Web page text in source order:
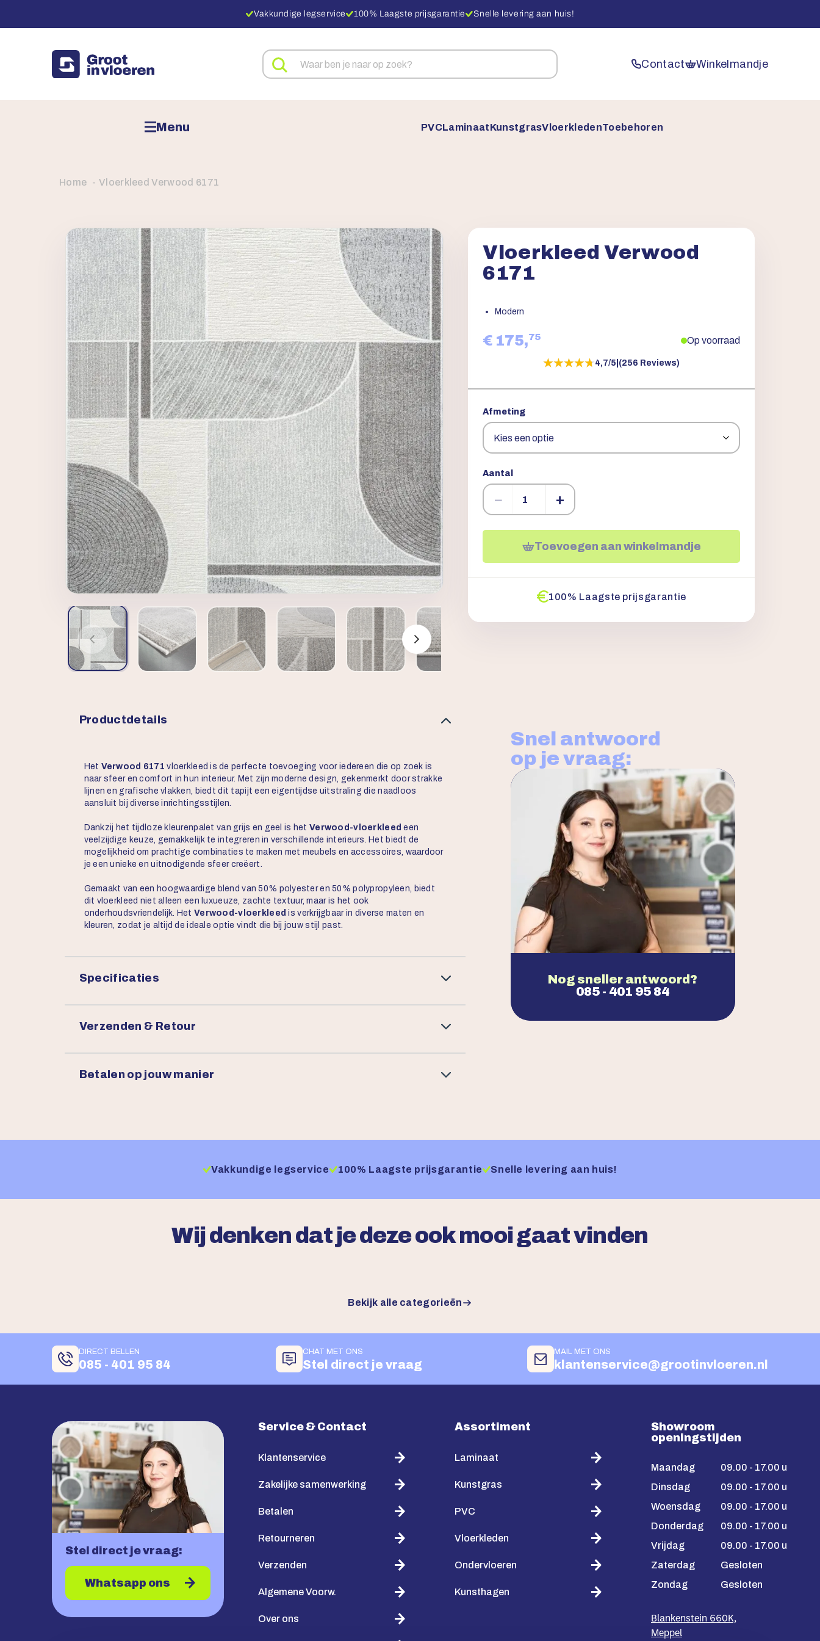
Vakkundige legservice 100% Laagste prijsgarantie Snelle levering aan huis!
Zoeken
naar
Contact Winkelmandje
Menu PVCLaminaatKunstgrasVloerkledenToebehoren
Home Vloerkleed Verwood 6171
Vloerkleed Verwood
6171
Modern
€ 175,75 Op voorraad
★★★★★
★★★★★4,7/5 (256 Reviews)
Afmeting
Aantal
− +
Toevoegen aan winkelmandje
100% Laagste prijsgarantie
Productdetails
Het Verwood 6171 vloerkleed is de perfecte toevoeging voor iedereen die op zoek is
naar sfeer en comfort in hun interieur. Met zijn moderne design, gekenmerkt door strakke
lijnen en grafische vlakken, biedt dit tapijt een eigentijdse uitstraling die naadloos
aansluit bij diverse inrichtingsstijlen.
Dankzij het tijdloze kleurenpalet van grijs en geel is hetVerwood-vloerkleed een
veelzijdige keuze, gemakkelijk te integreren in verschillende interieurs. Het biedt de
mogelijkheid om prachtige combinaties te maken met meubels en accessoires, waardoor
je een unieke en uitnodigende sfeer creëert.
Gemaakt van een hoogwaardige blend van 50% polyester en 50% polypropyleen, biedt
dit vloerkleed niet alleen een luxueuze, zachte textuur, maar is het ook
onderhoudsvriendelijk. HetVerwood-vloerkleed is verkrijgbaar in diverse maten en
kleuren, zodat je altijd de ideale optie vindt die bij jouw stijl past.
Specificaties
Verzenden & Retour
Betalen op jouw manier
Snel antwoord
op je vraag:
Nog sneller antwoord?
085 - 401 95 84
Vakkundige legservice 100% Laagste prijsgarantie Snelle levering aan huis!
Wij denken dat je deze ook mooi gaat vinden
Bekijk alle categorieën
DIRECT BELLEN
085 - 401 95 84
CHAT MET ONS
Stel direct je vraag
MAIL MET ONS
klantenservice@grootinvloeren.nl
Stel direct je vraag:
Whatsapp ons
Service & Contact
Klantenservice
Zakelijke samenwerking
Betalen
Retourneren
Verzenden
Algemene Voorw.
Over ons
Assortiment
Laminaat
Kunstgras
PVC
Vloerkleden
Ondervloeren
Kunsthagen
Showroom
openingstijden
Maandag
09.00 - 17.00 u
Dinsdag
09.00 - 17.00 u
Woensdag
09.00 - 17.00 u
Donderdag
09.00 - 17.00 u
Vrijdag
09.00 - 17.00 u
Zaterdag
Gesloten
Zondag
Gesloten
Blankenstein 660K,
Meppel